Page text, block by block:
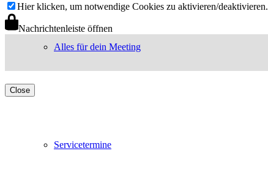
Alles für dein Meeting
Servicetermine
Hier klicken, um notwendige Cookies zu aktivieren/deaktivieren.
Nachrichtenleiste öffnen
Close